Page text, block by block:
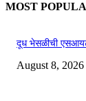
MOST
दूध भेसळीची
August 8, 2026